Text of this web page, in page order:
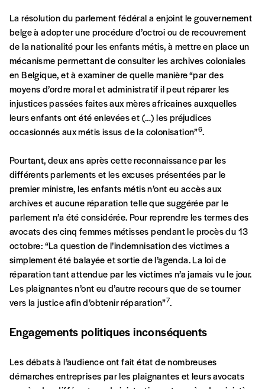
Les mots de passe ne correspondent pas
INSCRIPTION
*champs obligatoires
“participation Imag”.
NB: Vous pouvez choisir de participer financièrement
à tout moment, même après avoir reçu plusieurs
numéros. Ce paiement n’est pas indispensable. Il
marque votre volonté de soutenir nos activités.
NOS FORMULES
Abonnement
1 an = 5 numéros
20€*/an
*Prix indicatif, frais de port inclus
Par numéro
5€*
*Prix indicatif, frais de port inclus
La résolution du parlement fédéral a enjoint le gouvernement
belge à adopter une procédure d’octroi ou de recouvrement
de la nationalité pour les enfants métis, à mettre en place un
mécanisme permettant de consulter les archives coloniales
en Belgique, et à examiner de quelle manière “par des
moyens d’ordre moral et administratif il peut réparer les
injustices passées faites aux mères africaines auxquelles
leurs enfants ont été enlevées et (…) les préjudices
occasionnés aux métis issus de la colonisation”6.
Pourtant, deux ans après cette reconnaissance par les
différents parlements et les excuses présentées par le
premier ministre, les enfants métis n’ont eu accès aux
archives et aucune réparation telle que suggérée par le
parlement n’a été considérée. Pour reprendre les termes des
avocats des cinq femmes métisses pendant le procès du 13
octobre:“La question de l’indemnisation des victimes a
simplement été balayée et sortie de l’agenda. La loi de
réparation tant attendue par les victimes n’a jamais vu le jour.
Les plaignantes n’ont eu d’autre recours que de se tourner
vers la justice afin d’obtenir réparation”7.
Engagements politiques inconséquents
Les débats à l’audience ont fait état de nombreuses
démarches entreprises par les plaignantes et leurs avocats